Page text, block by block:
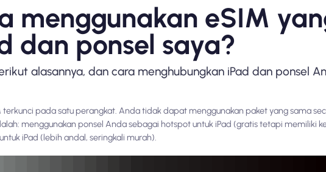
menggunakan eSIM
dan ponsel saya?
alasannya, dan cara menghubungkan iPad dan ponsel
terkunci pada satu perangkat. Anda tidak dapat menggunakan paket yang sama
menggunakan ponsel Anda sebagai hotspot untuk iPad (gratis tetapi memiliki
iPad (lebih andal, seringkali murah).